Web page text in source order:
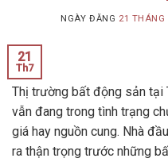
NGÀY ĐĂNG 21 THÁNG
21
Th7
Thị trường bất động sản tại
vẫn đang trong tình trạng
giá hay nguồn cung. Nhà
ra thận trọng trước những